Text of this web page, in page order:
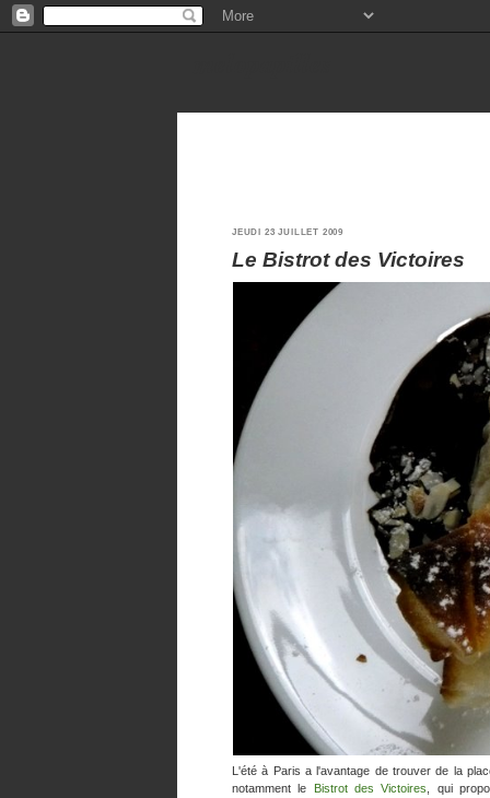
JEUDI 23 JUILLET 2009
Le Bistrot des Victoires
L'été à Paris a l'avantage de trouver de la
notamment le
Bistrot des Victoires
, qui